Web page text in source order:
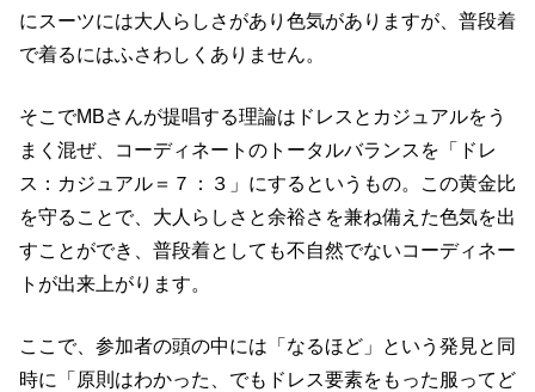
にスーツには大人らしさがあり色気がありますが、普段着
で着るにはふさわしくありません。
そこでMBさんが提唱する理論はドレスとカジュアルをう
まく混ぜ、コーディネートのトータルバランスを「ドレ
ス：カジュアル＝７：３」にするというもの。この黄金比
を守ることで、大人らしさと余裕さを兼ね備えた色気を出
すことができ、普段着としても不自然でないコーディネー
トが出来上がります。
ここで、参加者の頭の中には「なるほど」という発見と同
時に「原則はわかった、でもドレス要素をもった服ってど